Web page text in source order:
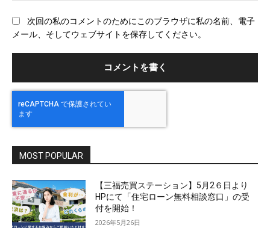
次回の私のコメントのためにこのブラウザに私の名前、電子
メール、そしてウェブサイトを保存してください。
MOST POPULAR
【三福売買ステーション】5月2６日より
HPにて「住宅ローン無料相談窓口」の受
付を開始！
2026年5月26日